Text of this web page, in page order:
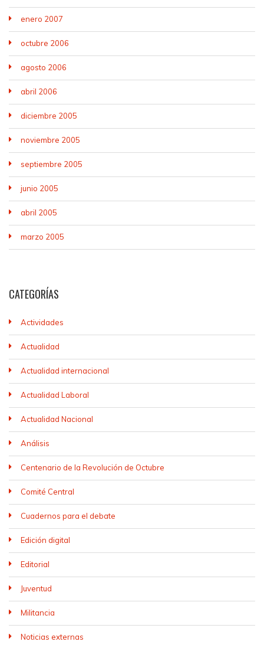
enero 2007
octubre 2006
agosto 2006
abril 2006
diciembre 2005
noviembre 2005
septiembre 2005
junio 2005
abril 2005
marzo 2005
CATEGORÍAS
Actividades
Actualidad
Actualidad internacional
Actualidad Laboral
Actualidad Nacional
Análisis
Centenario de la Revolución de Octubre
Comité Central
Cuadernos para el debate
Edición digital
Editorial
Juventud
Militancia
Noticias externas